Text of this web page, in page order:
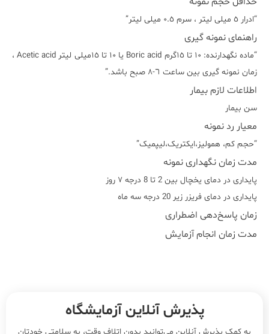
“ادرار ٥ میلی لیتر ، سرم ٠.٥ میلی لیتر”
راهنمای نمونه گیری
“ماده نگهدارنده: ١٠ تا ١٥گرم Boric acid یا ١٠ تا ١٥میلی لیتر Acetic acid ،
زمان نمونه گیری بین ساعت ٦-٨ صبح باشد.”
اطلاعات لازم بیمار
سن بیمار
معیار رد نمونه
“حجم کم، همولیز،ایکتریک،لیپمیک”
مدت زمان نگهداری نمونه
پایداری در دمای یخچال بین 2 تا 8 درجه ٧ روز
پایداری در دمای فریزر زیر 20 درجه سه ماه
زمان پاسخ‌دهی اضطراری
مدت زمان انجام آزمایش
پذیرش آنلاین آزمایشگاه